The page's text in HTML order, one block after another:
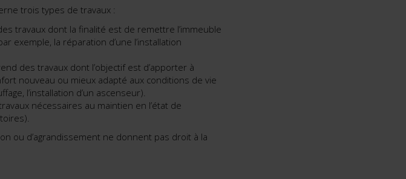
trois types de travaux :
travaux dont la finalité est de remettre l’immeuble
exemple, la réparation d’une l’installation
des travaux dont l’objectif est d’apporter à
nouveau ou mieux adapté aux conditions de vie
l’installation d’un ascenseur).
nécessaires au maintien en l’état de
ou d’agrandissement ne donnent pas droit à la